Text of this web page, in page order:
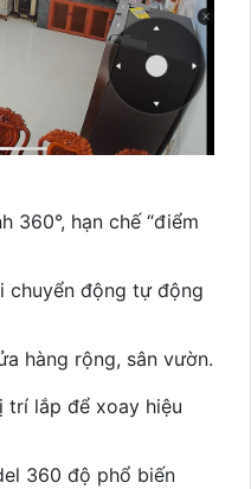
360°, hạn chế “điểm
chuyển động tự động
hàng rộng, sân vườn.
trí lắp để xoay hiệu
360 độ phổ biến